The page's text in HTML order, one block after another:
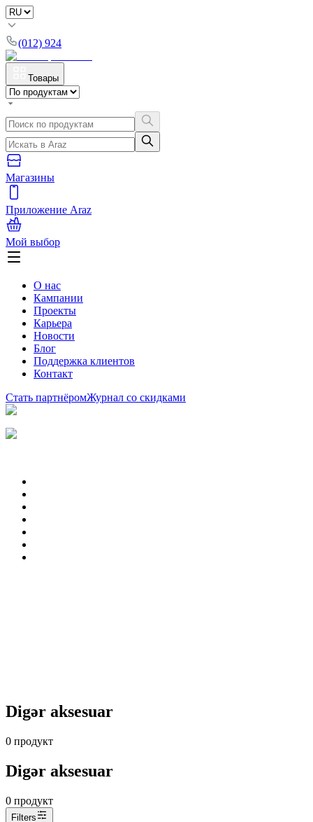
(012) 924
Товары
Магазины
Приложение Araz
Мой выбор
О нас
Кампании
Проекты
Карьера
Новости
Блог
Поддержка клиентов
Контакт
Стать партнёромЖурнал со скидками
Digər aksesuar
0 продукт
Digər aksesuar
0 продукт
Filters